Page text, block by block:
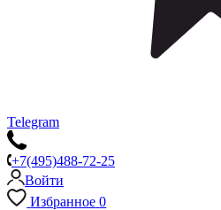
Telegram
+7(495)488-72-25
Войти
Избранное 0